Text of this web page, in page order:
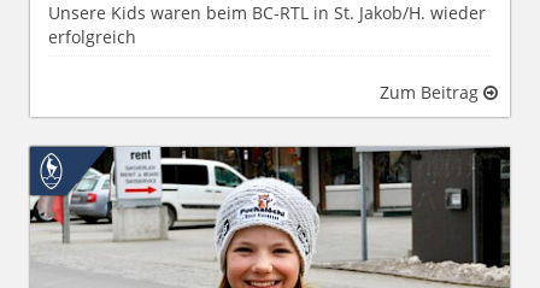
Unsere Kids waren beim BC-RTL in St. Jakob/H. wieder
erfolgreich
Zum Beitrag